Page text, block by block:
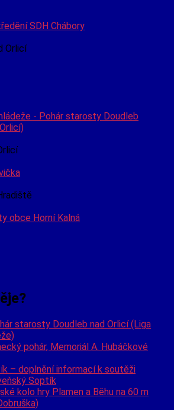
SDH Chábory
Orlicí
- Pohár starosty Doudleb
obce Horní Kalná
starosty Doudleb nad Orlicí (Liga
pohár, Memoriál A. Hubáčkové
– doplnění informací k soutěži
Soptík
kolo hry Plamen a Běhu na 60 m